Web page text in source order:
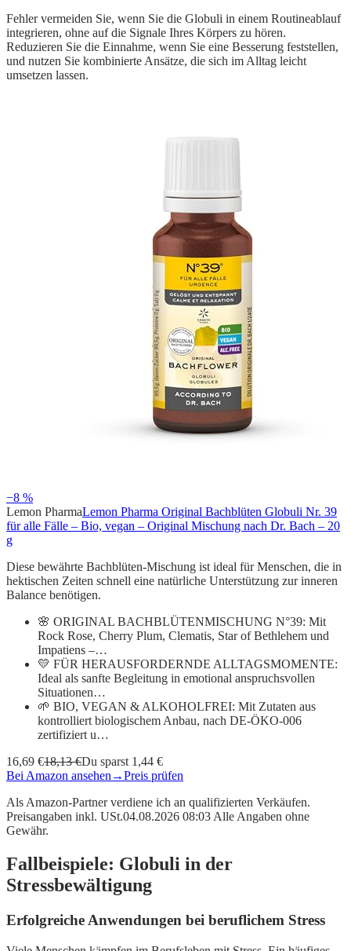
Fehler vermeiden Sie, wenn Sie die Globuli in einem Routineablauf
integrieren, ohne auf die Signale Ihres Körpers zu hören.
Reduzieren Sie die Einnahme, wenn Sie eine Besserung feststellen,
und nutzen Sie kombinierte Ansätze, die sich im Alltag leicht
umsetzen lassen.
−8 %
Lemon PharmaLemon Pharma Original Bachblüten Globuli Nr. 39
für alle Fälle – Bio, vegan – Original Mischung nach Dr. Bach – 20
g
Diese bewährte Bachblüten-Mischung ist ideal für Menschen, die in
hektischen Zeiten schnell eine natürliche Unterstützung zur inneren
Balance benötigen.
🌸 ORIGINAL BACHBLÜTENMISCHUNG N°39: Mit
Rock Rose, Cherry Plum, Clematis, Star of Bethlehem und
Impatiens –…
💛 FÜR HERAUSFORDERNDE ALLTAGSMOMENTE:
Ideal als sanfte Begleitung in emotional anspruchsvollen
Situationen…
🌱 BIO, VEGAN & ALKOHOLFREI: Mit Zutaten aus
kontrolliert biologischem Anbau, nach DE-ÖKO-006
zertifiziert u…
16,69 €18,13 €Du sparst 1,44 €
Bei Amazon ansehen →Preis prüfen
Als Amazon-Partner verdiene ich an qualifizierten Verkäufen.
Preisangaben inkl. USt.04.08.2026 08:03 Alle Angaben ohne
Gewähr.
Fallbeispiele: Globuli in der
Stressbewältigung
Erfolgreiche Anwendungen bei beruflichem Stress